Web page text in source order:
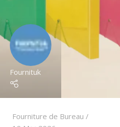
Fournituk
Fourniture de Bureau